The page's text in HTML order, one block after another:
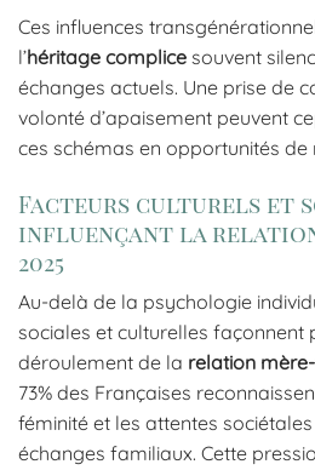
Ces influences
l’héritage complice souvent
échanges actuels. Une prise de
volonté d’apaisement peuvent
ces schémas en opportunités
Facteurs culturels et
influençant la
2025
Au-delà de la psychologie
sociales et culturelles façonnent
déroulement de la relation
73% des Françaises
féminité et les attentes
échanges familiaux. Cette